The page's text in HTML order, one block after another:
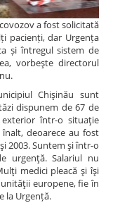
a fost solicitată
pacienți, dar Urgența
și întregul sistem de
vorbeşte directorul
Chişinău sunt
dispunem de 67 de
într-o situaţie
deoarece au fost
2003. Suntem şi într-o
urgenţă. Salariul nu
medici pleacă şi îşi
europene, fie în
la Urgență.